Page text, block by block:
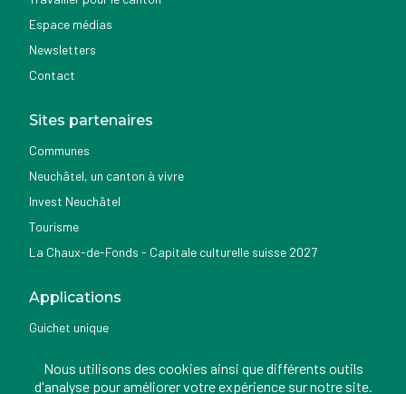
Espace médias
Newsletters
Contact
Sites partenaires
Communes
Neuchâtel, un canton à vivre
Invest Neuchâtel
Tourisme
La Chaux-de-Fonds - Capitale culturelle suisse 2027
Applications
Guichet unique
Nemo news
Nous utilisons des cookies ainsi que différents outils
d'analyse pour améliorer votre expérience sur notre site.